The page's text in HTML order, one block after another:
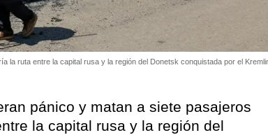
la ruta entre la capital rusa y la región del Donetsk conquistada por el
pánico y matan a siete pasajeros
la capital rusa y la región del